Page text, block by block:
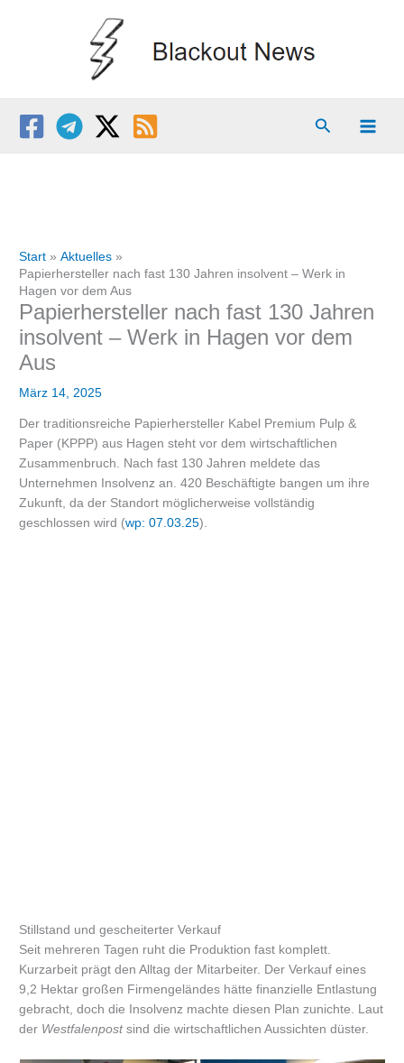
Suchen
Start
Aktuelles
Papierhersteller nach fast 130 Jahren insolvent – Werk in
Hagen vor dem Aus
Papierhersteller nach fast 130 Jahren
insolvent – Werk in Hagen vor dem
Aus
März 14, 2025
Der traditionsreiche Papierhersteller Kabel Premium Pulp &
Paper (KPPP) aus Hagen steht vor dem wirtschaftlichen
Zusammenbruch. Nach fast 130 Jahren meldete das
Unternehmen Insolvenz an. 420 Beschäftigte bangen um ihre
Zukunft, da der Standort möglicherweise vollständig
geschlossen wird (wp: 07.03.25).
Stillstand und gescheiterter Verkauf
Seit mehreren Tagen ruht die Produktion fast komplett.
Kurzarbeit prägt den Alltag der Mitarbeiter. Der Verkauf eines
9,2 Hektar großen Firmengeländes hätte finanzielle Entlastung
gebracht, doch die Insolvenz machte diesen Plan zunichte. Laut
der Westfalenpostsind die wirtschaftlichen Aussichten düster.